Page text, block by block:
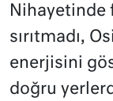
Nihayetinde
sırıtmadı,
enerjisini
doğru